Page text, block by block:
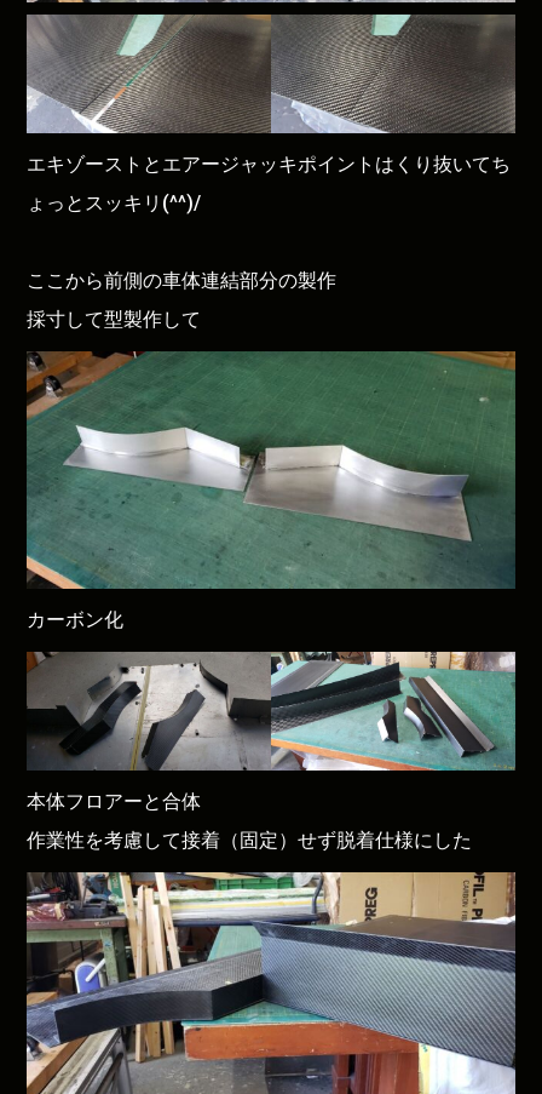
エキゾーストとエアージャッキポイントはくり抜いてち
ょっとスッキリ(^^)/
ここから前側の車体連結部分の製作
採寸して型製作して
カーボン化
本体フロアーと合体
作業性を考慮して接着（固定）せず脱着仕様にした